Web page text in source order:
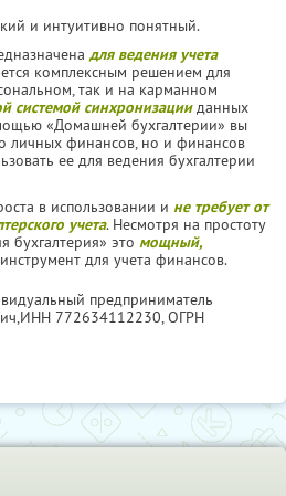
и интуитивно понятный.
для ведения учета
комплексным решением для
так и на карманном
системой синхронизацииданных
«Домашней бухгалтерии» вы
личных финансов, но и финансов
ее для ведения бухгалтерии
в использовании и не требует от
учета. Несмотря на простоту
бухгалтерия» это мощный,
для учета финансов.
предприниматель
ИНН 772634112230, ОГРН